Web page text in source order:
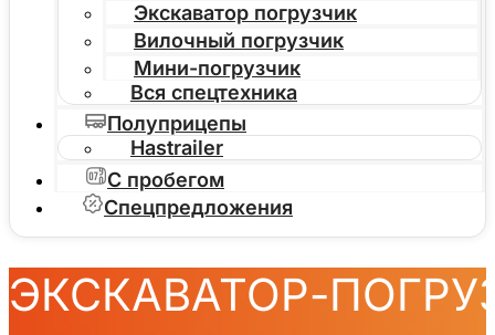
Экскаватор погрузчик
Вилочный погрузчик
Мини-погрузчик
Вся спецтехника
Полуприцепы
Hastrailer
С пробегом
Спецпредложения
ЭКСКАВАТОР-